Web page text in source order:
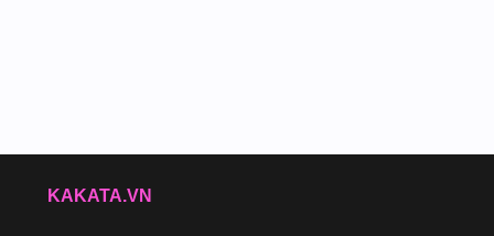
KAKATA.VN